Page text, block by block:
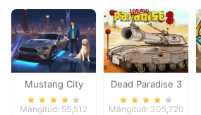
Mustang City
Driver
Mängitud: 55,512
Dead Paradise 3
Mängitud: 305,720